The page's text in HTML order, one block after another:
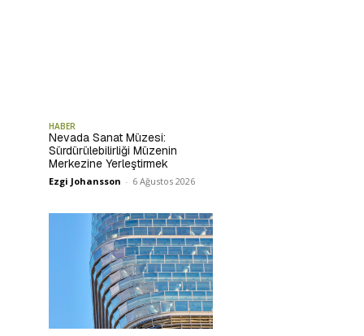
HABER
Nevada Sanat Müzesi:
Sürdürülebilirliği Müzenin
Merkezine Yerleştirmek
Ezgi Johansson - 6 Ağustos 2026